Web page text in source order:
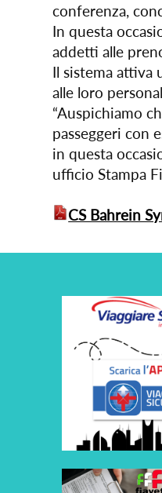
conferenza,
In questa
addetti alle
Il sistema attiva
alle loro
“Auspichiamo
passeggeri con
in questa
ufficio Stampa
CS Bahrein